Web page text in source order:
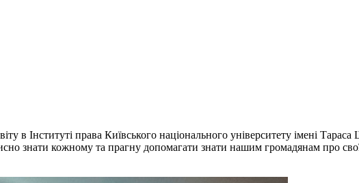
в Інституті права Київського національного університету імені
знати кожному та прагну допомагати знати нашим громадянам про